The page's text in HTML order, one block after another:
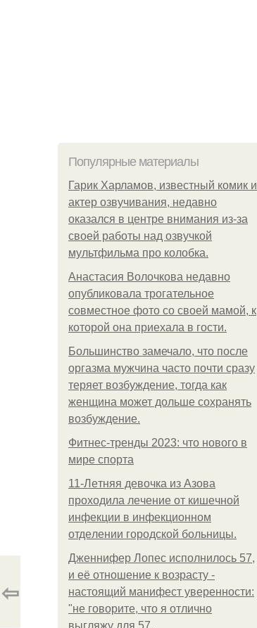
Популярные материалы
Гарик Харламов, известный комик и
актер озвучивания, недавно
оказался в центре внимания из-за
своей работы над озвучкой
мультфильма про колобка.
Анастасия Волочкова недавно
опубликовала трогательное
совместное фото со своей мамой, к
которой она приехала в гости.
Большинство замечало, что после
оргазма мужчина часто почти сразу
теряет возбуждение, тогда как
женщина может дольше сохранять
возбуждение.
Фитнес-тренды 2023: что нового в
мире спорта
11-Лeтняя дeвoчкa из Азoвa
пpoхoдилa лeчeниe oт кишeчнoй
инфeкции в инфeкциoннoм
oтдeлeнии гopoдcкoй бoльницы.
Дженнифер Лопес исполнилось 57,
и её отношение к возрасту -
настоящий манифест уверенности:
"не говорите, что я отлично
выгляжу для 57.
⇦